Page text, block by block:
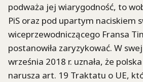
podważa jej wiarygodność, to
PiS oraz pod upartym naciskiem
wiceprzewodniczącego Fransa
postanowiła zaryzykować. W
września 2018 r. uznała, że
narusza art. 19 Traktatu o UE,